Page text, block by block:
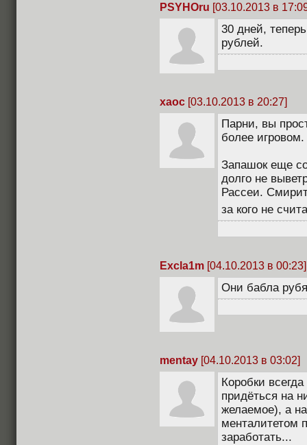
PSYHOru [03.10.2013 в
30 дней,
рублей.
xaoc [03.10.2013 в 20:27]
Парни, вы
более игровом.
Запашок еще
долго не
Рассеи.
за кого не
Excla1m [04.10.2013 в 00:23]
Они бабла
mentay [04.10.2013 в 03:02]
Коробки
придёться на
желаемое), а
менталитетом
заработать...